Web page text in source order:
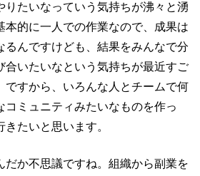
りたいなっていう気持ちが沸々と湧
本的に一人での作業なので、成果は
るんですけども、結果をみんなで分
合いたいなという気持ちが最近すご
ですから、いろんな人とチームで何
コミュニティみたいなものを作っ
たいと思います。
だか不思議ですね。組織から副業を